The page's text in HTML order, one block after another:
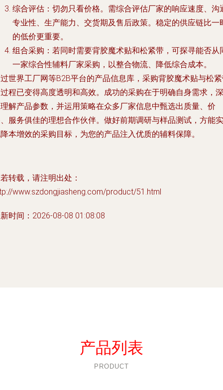
综合评估 ：切勿只看价格。需综合评估厂家的响应速度、沟
专业性、生产能力、交货期及售后政策。稳定的供应链比一
的低价更重要。
组合采购 ：若同时需要背胶魔术贴和松紧带，可探寻能否从
一家综合性辅料厂家采购，以整合物流、降低综合成本。
世界工厂网等B2B平台的产品信息库，采购背胶魔术贴与松
程已变得高度透明和高效。成功的采购在于明确自身需求，深
解产品参数，并运用策略在众多厂家信息中甄选出质量、价
服务俱佳的理想合作伙伴。做好前期调研与样品测试，方能实
本增效的采购目标，为您的产品注入优质的辅料保障。
转载，请注明出处：
www.szdongjiasheng.com/product/51.html
时间：2026-08-08 01:08:08
产品列表
PRODUCT